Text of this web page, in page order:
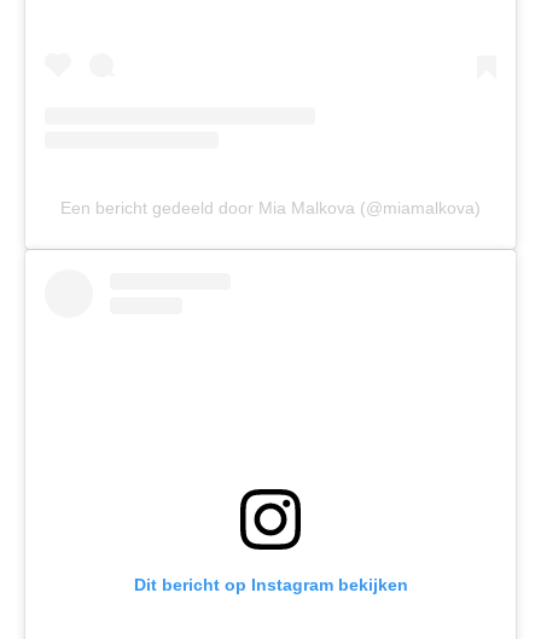
Een bericht gedeeld door Mia Malkova (@miamalkova)
Dit bericht op Instagram bekijken